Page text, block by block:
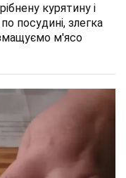
курятину і
посудині, злегка
м'ясо